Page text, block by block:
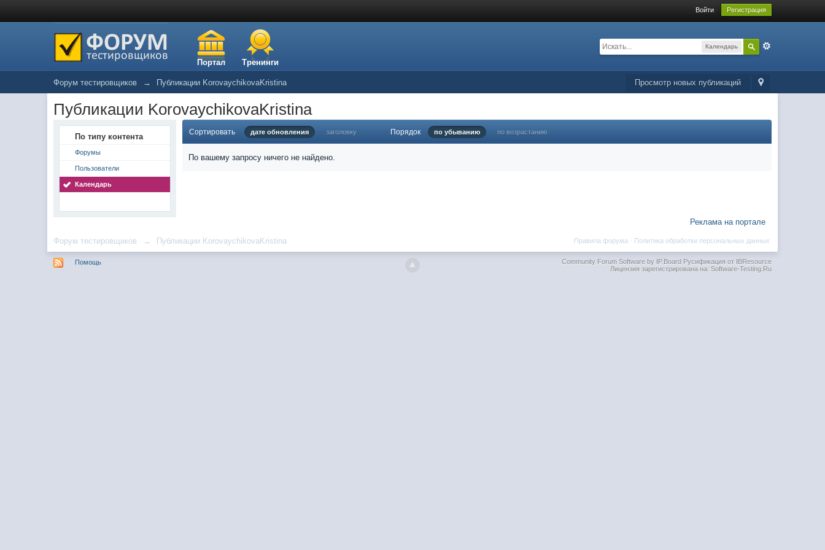
Войти Регистрация
Портал Тренинги
Календарь
Просмотр новых публикаций
Форум тестировщиков → Публикации KorovaychikovaKristina
Публикации KorovaychikovaKristina
По типу контента
Форумы
Пользователи
Календарь
Сортировать дате обновления заголовку Порядок по убыванию по возрастанию
По вашему запросу ничего не найдено.
Реклама на портале
Форум тестировщиков → Публикации KorovaychikovaKristina Политика обработки персональных данных
Правила форума ·
Помощь Community Forum Software by IP.BoardРусификация от IBResource
Лицензия зарегистрирована на: Software-Testing.Ru